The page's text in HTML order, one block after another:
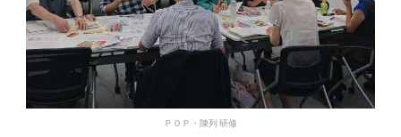
ＰＯＰ・陳列 研修